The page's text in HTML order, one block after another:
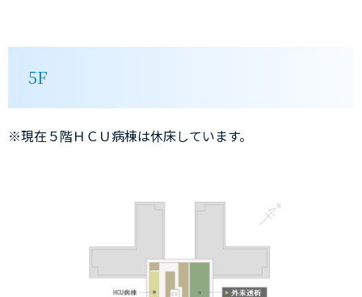
5F
※現在５階ＨＣＵ病棟は休床しています。